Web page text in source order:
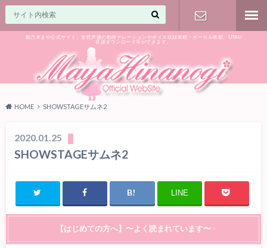
雛乃木まや公式サイト。女性声優の動画ナレーションやボイス収録依頼・ボーカル依頼、UTAU
音源ダウンロード等ができます。
気軽に♪
HOME SHOWSTAGEサムネ2
2020.01.25
SHOWSTAGEサムネ2
LINE
【はじめての方へ】〜よく読まれています〜